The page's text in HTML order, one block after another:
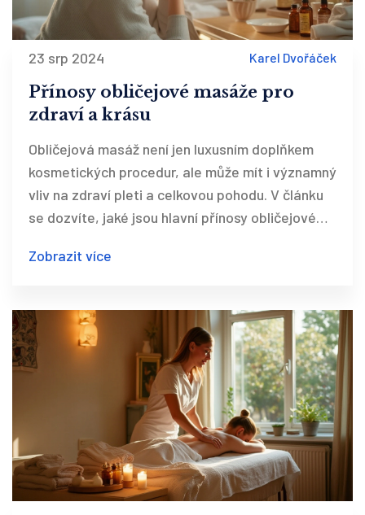
23 srp 2024 Karel Dvořáček
Přínosy obličejové masáže pro
zdraví a krásu
Obličejová masáž není jen luxusním doplňkem
kosmetických procedur, ale může mít i významný
vliv na zdraví pleti a celkovou pohodu. V článku
se dozvíte, jaké jsou hlavní přínosy obličejové
pleť, a jak správně masírovat obličej doma.
oleje, které můžete použít.
Zobrazit více